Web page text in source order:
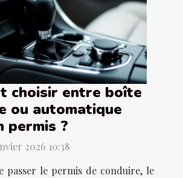
choisir entre boîte
ou automatique
permis ?
2026 10:38
passer le permis de conduire, le